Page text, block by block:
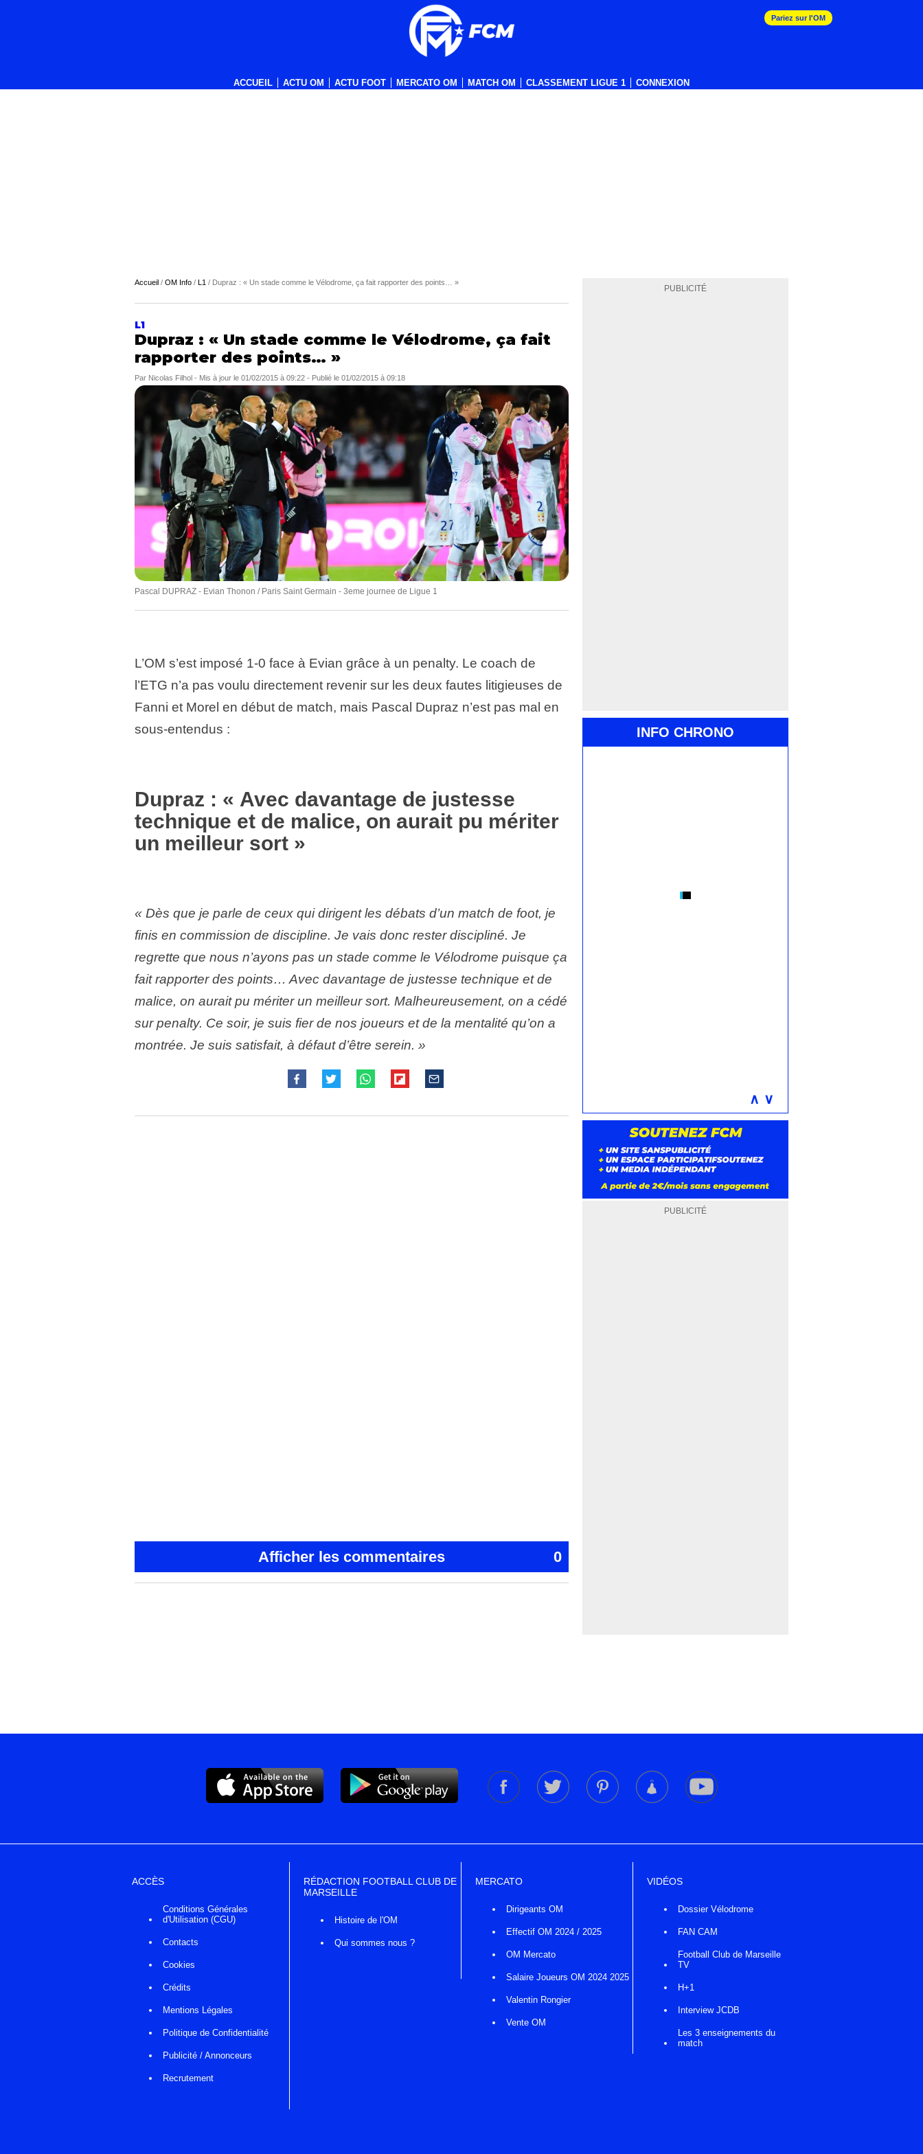
ACCUEIL ACTU OM ACTU FOOT MERCATO OM MATCH OM CLASSEMENT LIGUE 1 CONNEXION
Pariez sur l'OM
PUBLICITÉ
INFO CHRONO
∧ ∨
PUBLICITÉ
Accueil / OM Info / L1 / Dupraz : « Un stade comme le Vélodrome, ça fait rapporter des points… »
L1
Dupraz : « Un stade comme le Vélodrome, ça fait
rapporter des points… »
Par Nicolas Filhol - Mis à jour le 01/02/2015 à 09:22 - Publié le 01/02/2015 à 09:18
Pascal DUPRAZ - Evian Thonon / Paris Saint Germain - 3eme journee de Ligue 1
L’OM s’est imposé 1-0 face à Evian grâce à un penalty. Le coach de
l’ETG n’a pas voulu directement revenir sur les deux fautes litigieuses de
Fanni et Morel en début de match, mais Pascal Dupraz n’est pas mal en
sous-entendus :
Dupraz : « Avec davantage de justesse
technique et de malice, on aurait pu mériter
un meilleur sort »
« Dès que je parle de ceux qui dirigent les débats d’un match de foot, je
finis en commission de discipline. Je vais donc rester discipliné. Je
regrette que nous n’ayons pas un stade comme le Vélodrome puisque ça
fait rapporter des points… Avec davantage de justesse technique et de
malice, on aurait pu mériter un meilleur sort. Malheureusement, on a cédé
sur penalty. Ce soir, je suis fier de nos joueurs et de la mentalité qu’on a
montrée. Je suis satisfait, à défaut d’être serein. »
Afficher les commentaires 0
ACCÈS
Conditions Générales
d'Utilisation (CGU)
Contacts
Cookies
Crédits
Mentions Légales
Politique de Confidentialité
Publicité / Annonceurs
Recrutement
RÉDACTION FOOTBALL CLUB DE
MARSEILLE
Histoire de l'OM
Qui sommes nous ?
MERCATO
Dirigeants OM
Effectif OM 2024 / 2025
OM Mercato
Salaire Joueurs OM 2024 2025
Valentin Rongier
Vente OM
VIDÉOS
Dossier Vélodrome
FAN CAM
Football Club de Marseille
TV
H+1
Interview JCDB
Les 3 enseignements du
match